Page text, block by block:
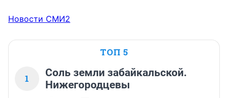
Новости СМИ2
ТОП 5
1
Соль земли забайкальской.
Нижегородцевы